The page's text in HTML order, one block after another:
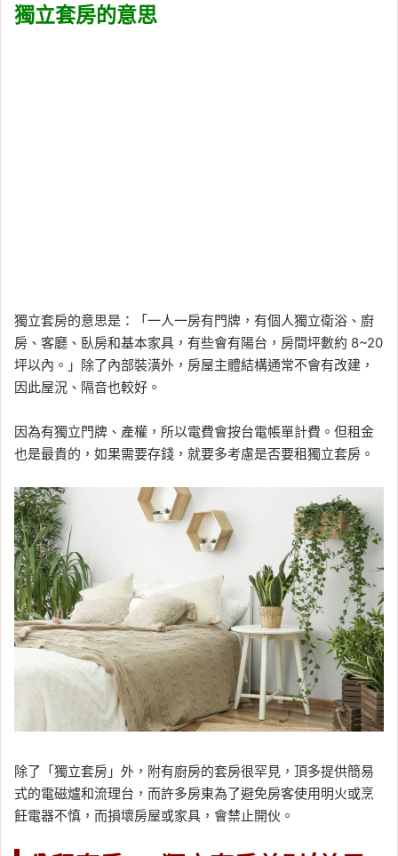
獨立套房的意思
獨立套房的意思是：「一人一房有門牌，有個人獨立衛浴、廚
房、客廳、臥房和基本家具，有些會有陽台，房間坪數約 8~20
坪以內。」除了內部裝潢外，房屋主體結構通常不會有改建，
因此屋況、隔音也較好。
因為有獨立門牌、產權，所以電費會按台電帳單計費。但租金
也是最貴的，如果需要存錢，就要多考慮是否要租獨立套房。
除了「獨立套房」外，附有廚房的套房很罕見，頂多提供簡易
式的電磁爐和流理台，而許多房東為了避免房客使用明火或烹
飪電器不慎，而損壞房屋或家具，會禁止開伙。